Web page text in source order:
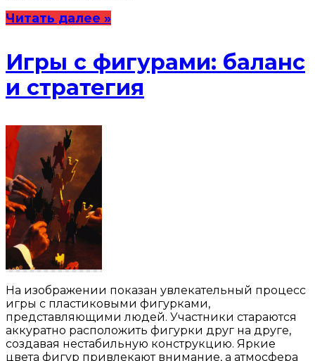
Читать далее »
Игры с фигурами: баланс
и стратегия
На изображении показан увлекательный процесс
игры с пластиковыми фигурками,
представляющими людей. Участники стараются
аккуратно расположить фигурки друг на друге,
создавая нестабильную конструкцию. Яркие
цвета фигур привлекают внимание, а атмосфера